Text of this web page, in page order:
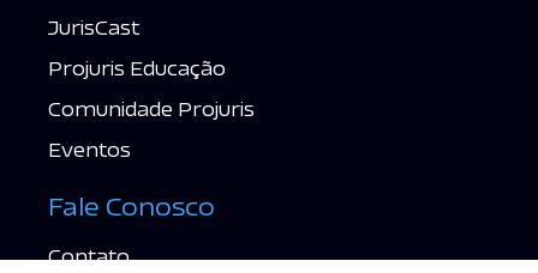
JurisCast
Projuris Educação
Comunidade Projuris
Eventos
Fale Conosco
Contato